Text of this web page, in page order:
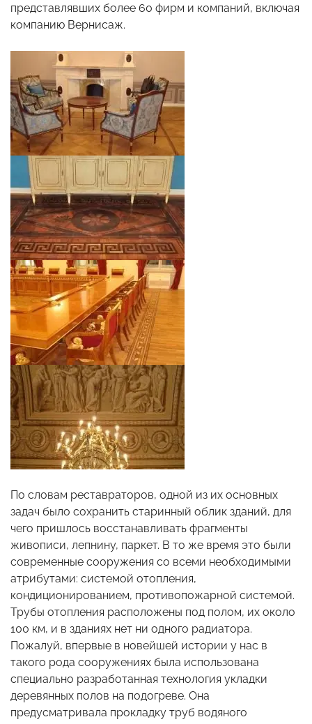
представлявших более 60 фирм и компаний, включая
компанию Вернисаж.
По словам реставраторов, одной из их основных
задач было сохранить старинный облик зданий, для
чего пришлось восстанавливать фрагменты
живописи, лепнину, паркет. В то же время это были
современные сооружения со всеми необходимыми
атрибутами: системой отопления,
кондиционированием, противопожарной системой.
Трубы отопления расположены под полом, их около
100 км, и в зданиях нет ни одного радиатора.
Пожалуй, впервые в новейшей истории у нас в
такого рода сооружениях была использована
специально разработанная технология укладки
деревянных полов на подогреве. Она
предусматривала прокладку труб водяного